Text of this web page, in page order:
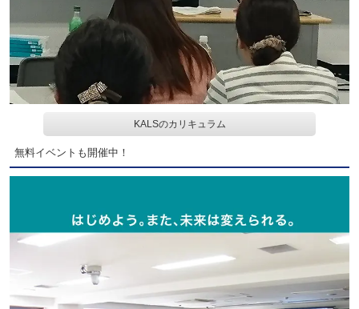
KALSのカリキュラム
無料イベントも開催中！